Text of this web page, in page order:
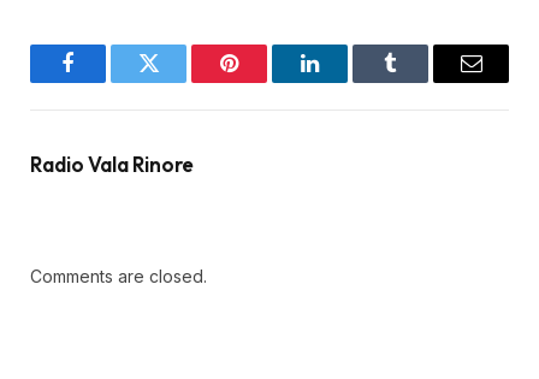
FacebookTwitter Pinterest LinkedInTumblr Email
Radio Vala Rinore
Comments are closed.